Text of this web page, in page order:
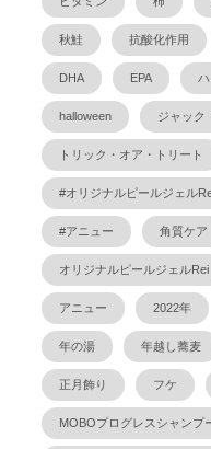
秋鮭 抗酸化作用
DHA EPA
halloween ジャック
トリック・オア・トリート
#オリジナルピールジェル
#アニュー 角質ケア
オリジナルピールジェルRei
アニュー 2022年
年の湯 年越し蕎麦
正月飾り フケ
MOBOプログレスシャンプ